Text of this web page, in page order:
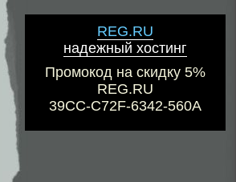
REG.RU
надежный хостинг
Промокод на скидку 5%
REG.RU
39CC-C72F-6342-560A